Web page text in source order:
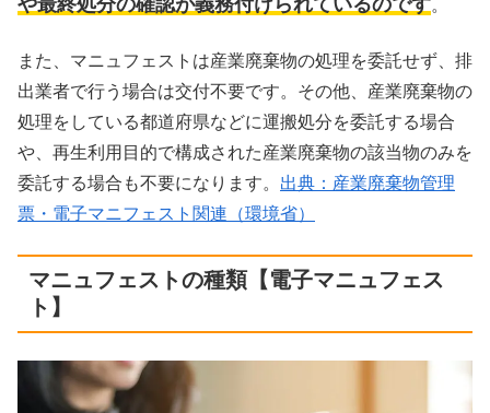
。
また、マニュフェストは産業廃棄物の処理を委託せず、排
出業者で行う場合は交付不要です。その他、産業廃棄物の
処理をしている都道府県などに運搬処分を委託する場合
や、再生利用目的で構成された産業廃棄物の該当物のみを
委託する場合も不要になります。 出典：産業廃棄物管理
票・電子マニフェスト関連（環境省）
マニュフェストの種類【電子マニュフェス
ト】